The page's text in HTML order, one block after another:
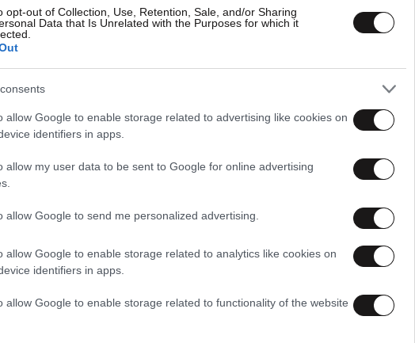
opt-out of Collection, Use, Retention, Sale, and/or Sharing
Data that Is Unrelated with the Purposes for which it
allow Google to enable storage related to advertising like cookies on
identifiers in apps.
allow my user data to be sent to Google for online advertising
allow Google to send me personalized advertising.
allow Google to enable storage related to analytics like cookies on
identifiers in apps.
allow Google to enable storage related to functionality of the website
με διάφορα προσχήματα», τονίζει σε
για τη Διεθνή Ύφεση και Ειρήνη (ΕΕΔΥΕ) και
κίνημα, ανυποχώρητο στον ιμπεριαλισμό, καλεί
αιτίες του ξεριζωμού και την ελληνική
δυναμώνουμε την αλληλεγγύη μας
στη χώρα μας».
τη νέα τραγωδία στο Αιγαίο»,
ο ΣΥΡΙΖΑ, συμπληρώνοντας πως «η Ευρώπη
μπροστά σε αυτήν τη φρίκη. Δεν μπορεί το
ανθρώπινων ψυχών. Οι ροές των
μόνο μέσα από μια ευρωπαϊκή πολιτική
της ευθύνης και συνυπευθυνότητας».